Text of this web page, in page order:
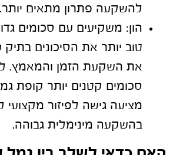
להשקעה פתרון מתאים יותר.
הון: משקיעים עם סכומים
טוב יותר את הסיכונים
את השקעת הזמן והמאמץ.
סכומים קטנים יותר קופת
מציעה גישה לפיזור מקצועי
בהשקעה מינימלית גבוהה.